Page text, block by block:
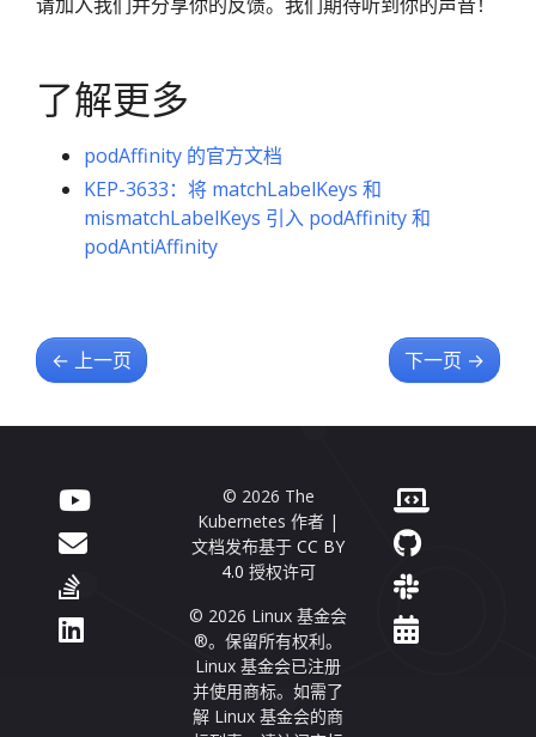
了解更多
podAffinity 的官方文档
KEP-3633：将 matchLabelKeys 和
mismatchLabelKeys 引入 podAffinity 和
podAntiAffinity
← 上一页 下一页 →
© 2026 The
Kubernetes 作者 |
文档发布基于 CC BY
4.0 授权许可
© 2026 Linux 基金会
®。保留所有权利。
Linux 基金会已注册
并使用商标。如需了
解 Linux 基金会的商